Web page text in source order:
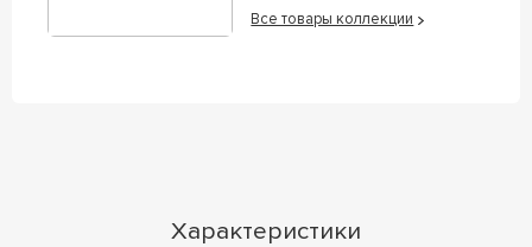
Все товары коллекции
Характеристики